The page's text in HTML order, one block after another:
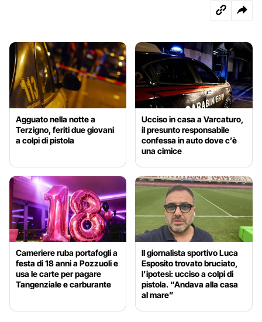
Agguato nella notte a
Terzigno, feriti due giovani
a colpi di pistola
Ucciso in casa a Varcaturo,
il presunto responsabile
confessa in auto dove c’è
una cimice
Cameriere ruba portafogli a
festa di 18 anni a Pozzuoli e
usa le carte per pagare
Tangenziale e carburante
Il giornalista sportivo Luca
Esposito trovato bruciato,
l’ipotesi: ucciso a colpi di
pistola. “Andava alla casa
al mare”